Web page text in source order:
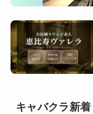
キャバクラ新着